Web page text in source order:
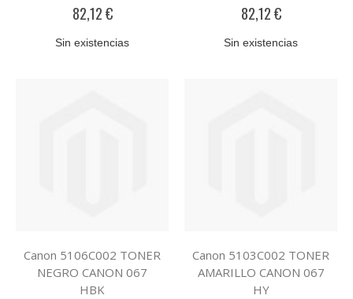
82,12 €
Sin existencias
82,12 €
Sin existencias
Canon 5106C002 TONER
NEGRO CANON 067
HBK
Canon 5103C002 TONER
AMARILLO CANON 067
HY